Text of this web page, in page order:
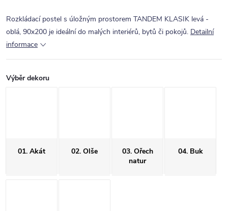
Rozkládací postel s úložným prostorem TANDEM KLASIK levá -
oblá, 90x200 je ideální do malých interiérů, bytů či pokojů. Detailní
informace
Výběr dekoru
01. Akát 02. Olše
03. Ořech
natur
04. Buk